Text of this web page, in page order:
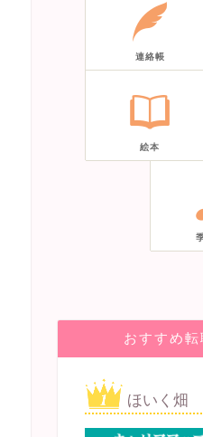
連絡帳
絵本
おすすめ転
ほいく畑